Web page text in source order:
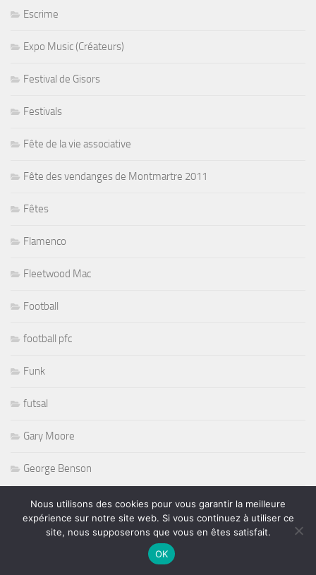
Escrime
Expo Music (Créateurs)
Festival de Gisors
Festivals
Fête de la vie associative
Fête des vendanges de Montmartre 2011
Fêtes
Flamenco
Fleetwood Mac
Football
football pfc
Funk
futsal
Gary Moore
George Benson
George Harrison
Girl in a Coma
Nous utilisons des cookies pour vous garantir la meilleure
expérience sur notre site web. Si vous continuez à utiliser ce
site, nous supposerons que vous en êtes satisfait.
OK